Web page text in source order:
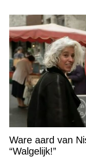
Ware aard van
“Walgelijk!”